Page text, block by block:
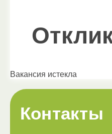
Вакансия истекла
Контакты